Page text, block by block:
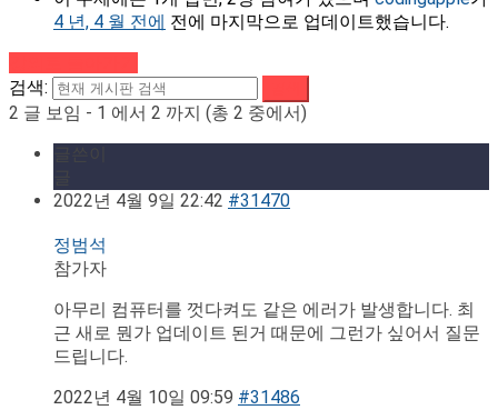
4 년, 4 월 전에 전에 마지막으로 업데이트했습니다.
검색:
2 글 보임 - 1 에서 2 까지 (총 2 중에서)
2022년 4월 9일 22:42 #31470
정범석
참가자
아무리 컴퓨터를 껏다켜도 같은 에러가 발생합니다. 최
근 새로 뭔가 업데이트 된거 때문에 그런가 싶어서 질문
드립니다.
2022년 4월 10일 09:59 #31486